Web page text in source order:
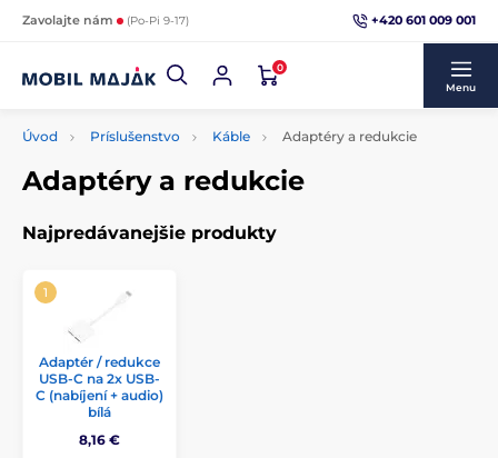
Zavolajte nám (Po-Pi 9-17) +420 601 009 001
0
Menu
Úvod Príslušenstvo Káble Adaptéry a redukcie
Adaptéry a redukcie
Najpredávanejšie produkty
Adaptér / redukce
USB-C na 2x USB-
C (nabíjení + audio)
bílá
8,16 €